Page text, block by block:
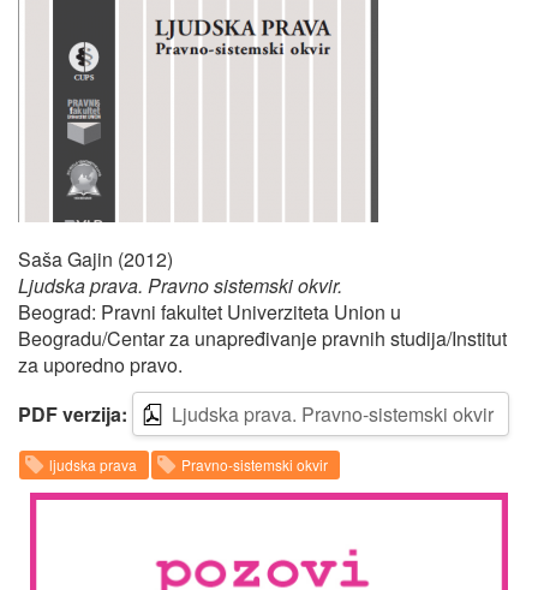
Saša Gajin (2012)
Ljudska prava. Pravno sistemski okvir.
Beograd: Pravni fakultet Univerziteta Union u
Beogradu/Centar za unapređivanje pravnih studija/Institut
za uporedno pravo.
PDF verzija:
Ljudska prava. Pravno-sistemski okvir
ljudska prava Pravno-sistemski okvir